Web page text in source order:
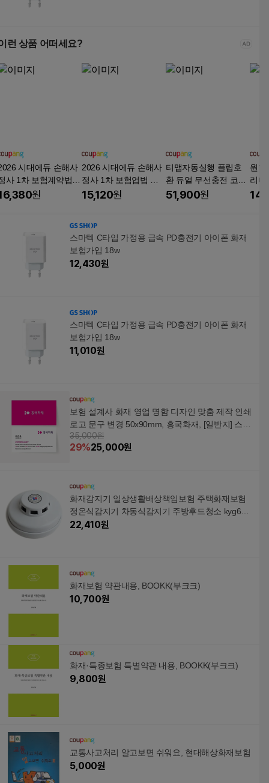
런 상품 어떠세요?
시대에듀 손해사
사 1차 보험계약법
권으로 끝내기
원
2026 시대에듀 손해사
정사 1차 보험업법 한
권으로 끝내기
15,120원
티맵자동실행 플립호
환 듀얼 무선충전 코일
적용 차량용 무선충전
51,900원
원형
리미
스마텍 C타입 가정용 급속 PD충전기 아이폰 화재
보험가입 18w
12,430원
스마텍 C타입 가정용 급속 PD충전기 아이폰 화재
보험가입 18w
11,010원
보험 설계사 화재 영업 명함 디자인 맞춤 제작 인쇄
로고 문구 변경 50x90mm, 흥국화재, [일반지] 스노
우 비코팅 500매
35,000원
29%25,000원
화재감지기 일상생활배상책임보험 주택화재보험
정온식감지기 차동식감지기 주방후드청소 kyg611
24oF
22,410원
화재보험 약관내용, BOOKK(부크크)
10,700원
화재·특종보험 특별약관 내용, BOOKK(부크크)
9,800원
교통사고처리 알고보면 쉬워요, 현대해상화재보험
5,000원